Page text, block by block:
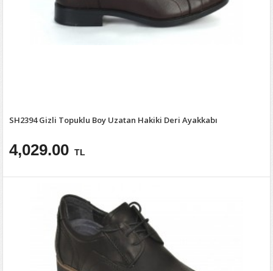
SH2394 Gizli Topuklu Boy Uzatan Hakiki Deri Ayakkabı
4,029.00 TL